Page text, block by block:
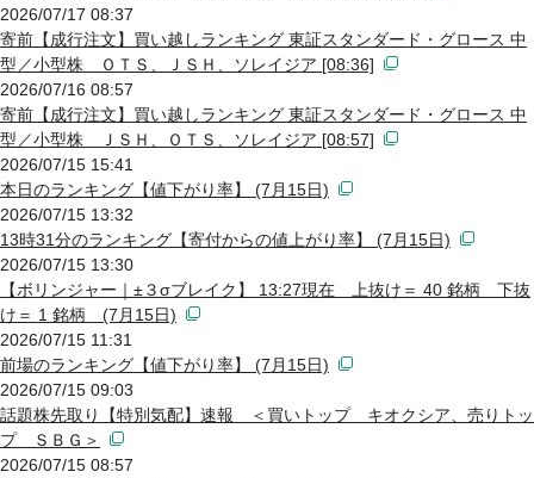
2026/07/17 08:37
寄前【成行注文】買い越しランキング 東証スタンダード・グロース 中
型／小型株 ＯＴＳ、ＪＳＨ、ソレイジア [08:36]
2026/07/16 08:57
寄前【成行注文】買い越しランキング 東証スタンダード・グロース 中
型／小型株 ＪＳＨ、ＯＴＳ、ソレイジア [08:57]
2026/07/15 15:41
本日のランキング【値下がり率】 (7月15日)
2026/07/15 13:32
13時31分のランキング【寄付からの値上がり率】 (7月15日)
2026/07/15 13:30
【ボリンジャー｜±３σブレイク】 13:27現在 上抜け＝ 40 銘柄 下抜
け＝ 1 銘柄 (7月15日)
2026/07/15 11:31
前場のランキング【値下がり率】 (7月15日)
2026/07/15 09:03
話題株先取り【特別気配】速報 ＜買いトップ キオクシア、売りトッ
プ ＳＢＧ＞
2026/07/15 08:57